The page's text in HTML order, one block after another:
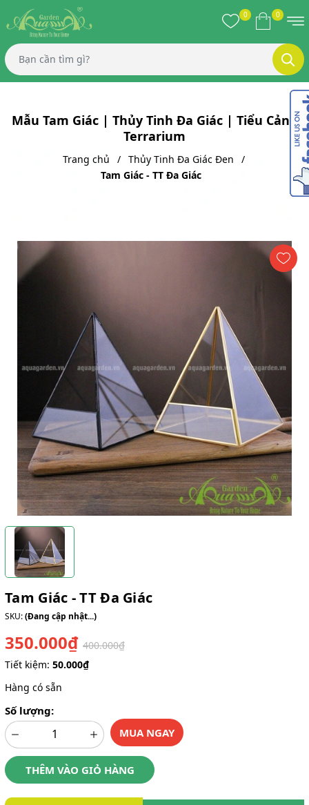
0 0
Mẫu Tam Giác | Thủy Tinh Đa Giác | Tiểu Cảnh
Terrarium
Trang chủ
Thủy Tinh Đa Giác Đen
Tam Giác - TT Đa Giác
Tam Giác - TT Đa Giác
SKU:(Đang cập nhật...)
350.000₫ 400.000₫
Tiết kiệm: 50.000₫
Hàng có sẵn
Số lượng:
MUA NGAY
THÊM VÀO GIỎ HÀNG